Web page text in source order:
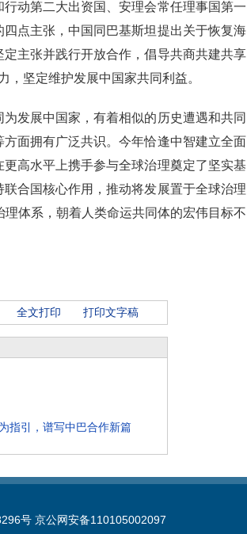
动第二大出资国、安理会常任理事国第一
点主张，中国同巴基斯坦提出关于恢复海
主张并践行开放合作，倡导共商共建共享
，坚定维护发展中国家共同利益。
发展中国家，有着相似的历史遭遇和共同
面拥有广泛共识。今年恰逢中智建立全面
高水平上携手参与全球治理奠定了坚实基
合国核心作用，推动将发展置于全球治理
体系，朝着人类命运共同体的宏伟目标不
全文打印 打印文字稿
指引，谱写中巴合作新篇
号 京公网安备110105002097